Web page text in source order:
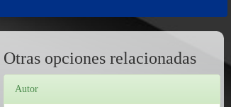
Otras opciones relacionadas
Autor